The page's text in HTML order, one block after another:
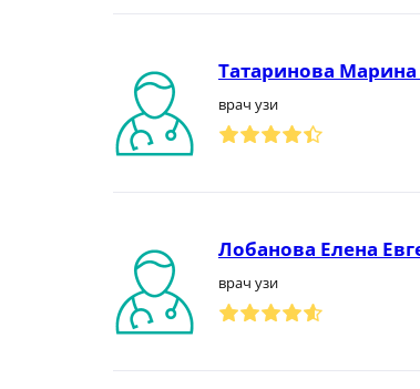
Татаринова
врач узи
Лобанова Елена
врач узи